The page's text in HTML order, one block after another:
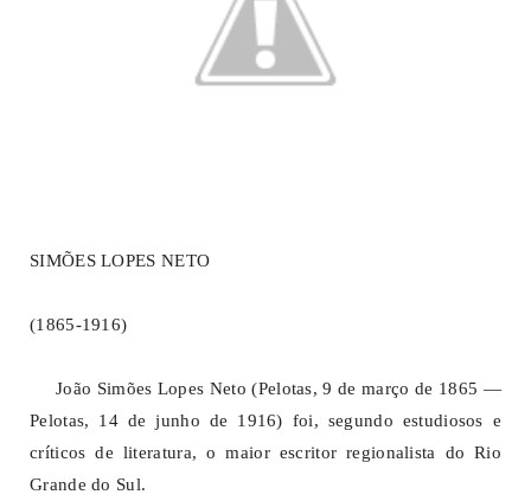
SIMÕES LOPES NETO
(1865-1916)
João Simões Lopes Neto (Pelotas, 9 de março de 1865 —
Pelotas, 14 de junho de 1916) foi, segundo estudiosos e
críticos de literatura, o maior escritor regionalista do Rio
Grande do Sul.